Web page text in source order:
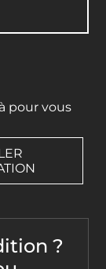
pour vous
?